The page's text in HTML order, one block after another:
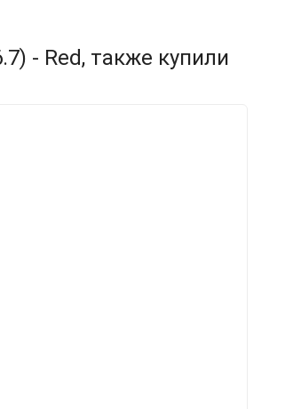
- Red, также купили